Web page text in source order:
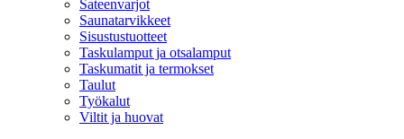
Sateenvarjot
Saunatarvikkeet
Sisustustuotteet
Taskulamput ja otsalamput
Taskumatit ja termokset
Taulut
Työkalut
Viltit ja huovat